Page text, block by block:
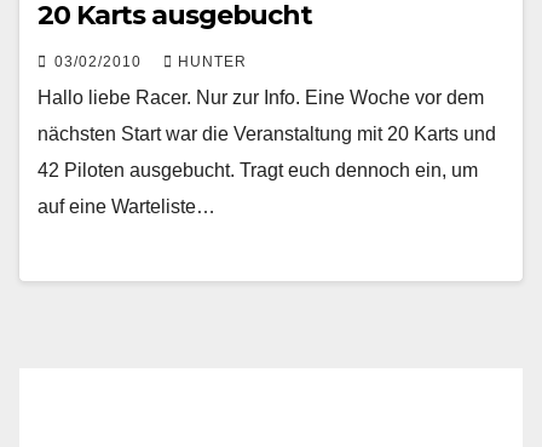
20 Karts ausgebucht
03/02/2010 HUNTER
Hallo liebe Racer. Nur zur Info. Eine Woche vor dem
nächsten Start war die Veranstaltung mit 20 Karts und
42 Piloten ausgebucht. Tragt euch dennoch ein, um
auf eine Warteliste…